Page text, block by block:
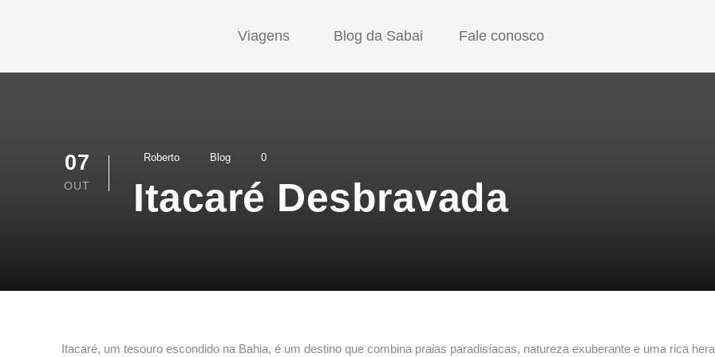
Viagens Blog da Sabai Fale conosco
07
OUT
Roberto Blog 0
Itacaré Desbravada
Itacaré, um tesouro escondido na Bahia, é um destino que combina praias paradisíacas, natureza exuberante e uma rica